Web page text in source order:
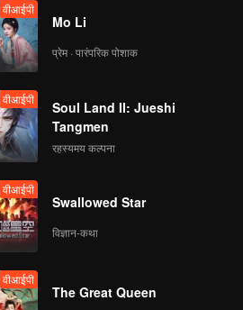
वीआईपी
Mo Li
प्रेम · पारंपरिक पोशाक
वीआईपी
Soul Land II: Jueshi
Tangmen
रहस्यमय कल्पना
वीआईपी
Swallowed Star
विज्ञान-कथा
वीआईपी
The Great Queen